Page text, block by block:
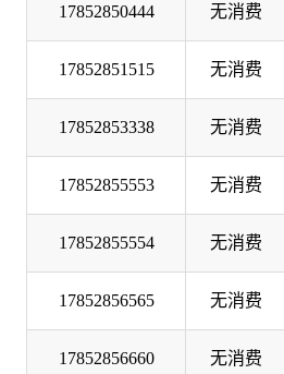
17852850444 无消费
17852851515 无消费
17852853338 无消费
17852855553 无消费
17852855554 无消费
17852856565 无消费
17852856660 无消费